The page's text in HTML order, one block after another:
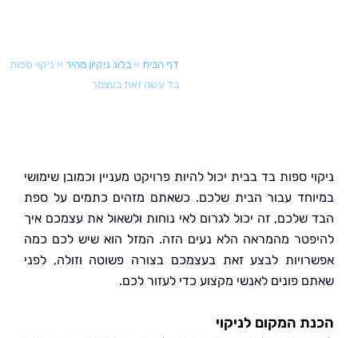
»בלוג ניקיון מהיר »ניקוי ספות
בד עשה זאת בעצמך
ספות בד בבית יכול להיות פרויקט מעניין וכמובן שימושי
עבור הבית שלכם. כשאתם מזהים כתמים על ספת
זה יכול לגרום לאי נוחות ולשאול את עצמכם איך
מהמראה הלא נעים הזה. המזל הוא שיש לכם כמה
לבצע זאת בעצמכם בצורה פשוטה וזולה, לפני
פונים לאנשי מקצוע כדי לעזור לכם.
המקום לניקוי